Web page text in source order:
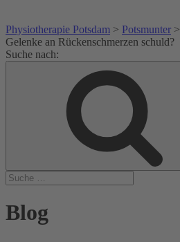
Physiotherapie Potsdam > Potsmunter >
Gelenke an Rückenschmerzen schuld?
Suche nach:
Blog